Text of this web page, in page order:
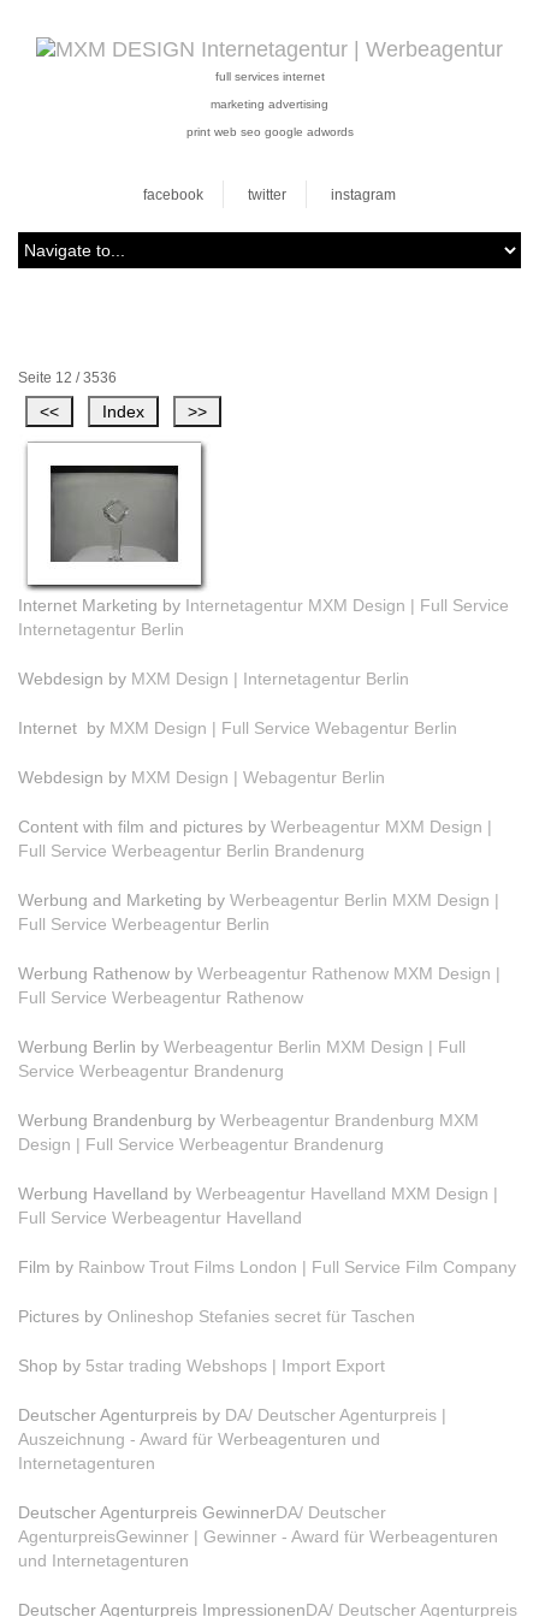
full services internet
marketing advertising
print web seo google adwords
facebook twitter instagram
Seite 12 / 3536
Internet Marketing by Internetagentur MXM Design | Full Service
Internetagentur Berlin
Webdesign by MXM Design | Internetagentur Berlin
Internet by MXM Design | Full Service Webagentur Berlin
Webdesign by MXM Design | Webagentur Berlin
Content with film and pictures by Werbeagentur MXM Design |
Full Service Werbeagentur Berlin Brandenurg
Werbung and Marketing by Werbeagentur Berlin MXM Design |
Full Service Werbeagentur Berlin
Werbung Rathenow by Werbeagentur Rathenow MXM Design |
Full Service Werbeagentur Rathenow
Werbung Berlin by Werbeagentur Berlin MXM Design | Full
Service Werbeagentur Brandenurg
Werbung Brandenburg by Werbeagentur Brandenburg MXM
Design | Full Service Werbeagentur Brandenurg
Werbung Havelland by Werbeagentur Havelland MXM Design |
Full Service Werbeagentur Havelland
Film by Rainbow Trout Films London | Full Service Film Company
Pictures by Onlineshop Stefanies secret für Taschen
Shop by 5star trading Webshops | Import Export
Deutscher Agenturpreis by DA/ Deutscher Agenturpreis |
Auszeichnung - Award für Werbeagenturen und
Internetagenturen
Deutscher Agenturpreis GewinnerDA/ Deutscher
AgenturpreisGewinner | Gewinner - Award für Werbeagenturen
und Internetagenturen
Deutscher Agenturpreis ImpressionenDA/ Deutscher Agenturpreis